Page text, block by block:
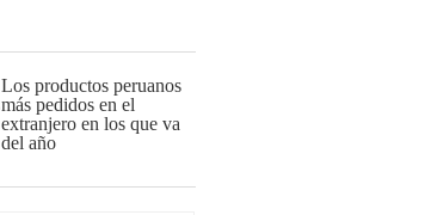
Los productos peruanos
más pedidos en el
extranjero en los que va
del año